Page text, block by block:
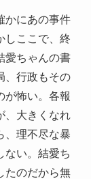
かにあの事件
しここで、終
愛ちゃんの書
、行政もその
が怖い。各報
、大きくなれ
、理不尽な暴
ない。結愛ち
たのだから無